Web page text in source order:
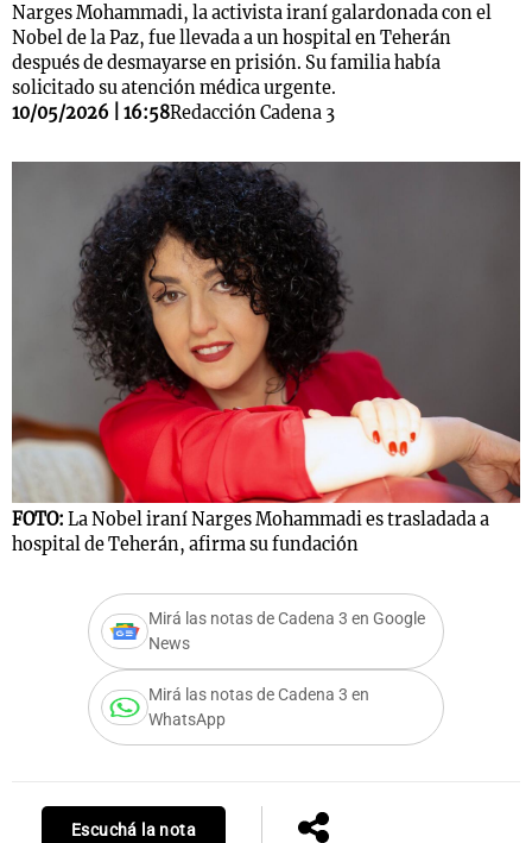
Narges Mohammadi, la activista iraní galardonada con el
Nobel de la Paz, fue llevada a un hospital en Teherán
después de desmayarse en prisión. Su familia había
solicitado su atención médica urgente.
10/05/2026 | 16:58Redacción Cadena 3
FOTO: La Nobel iraní Narges Mohammadi es trasladada a
hospital de Teherán, afirma su fundación
Mirá las notas de Cadena 3 en Google
News
Mirá las notas de Cadena 3 en
WhatsApp
Escuchá la nota
Notas
Mundial 2026
Notas
La Sole en
Cadena 3